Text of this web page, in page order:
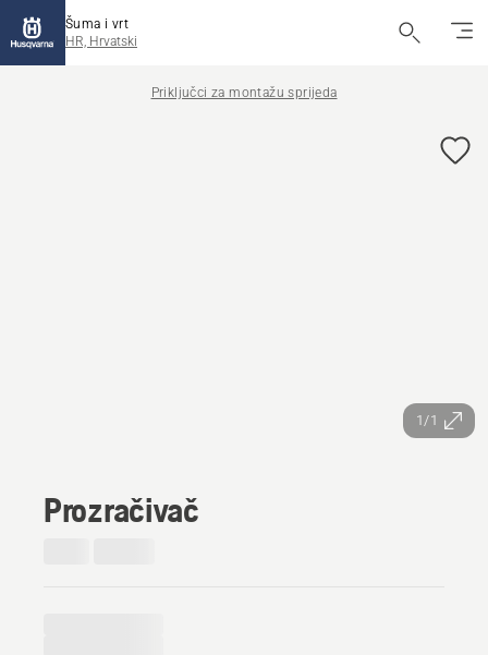
Šuma i vrt
HR, Hrvatski
Priključci za montažu sprijeda
1/1
Prozračivač